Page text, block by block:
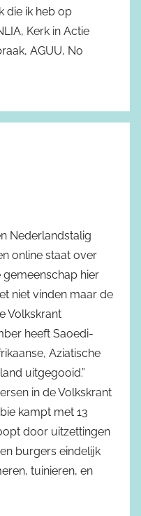
die ik heb op
Kerk in Actie
AGUU, No
Nederlandstalig
online staat over
hier
niet vinden maar de
Volkskrant
heeft Saoedi-
Aziatische
uitgegooid.”
in de Volkskrant
kampt met 13
door uitzettingen
burgers eindelijk
tuinieren, en